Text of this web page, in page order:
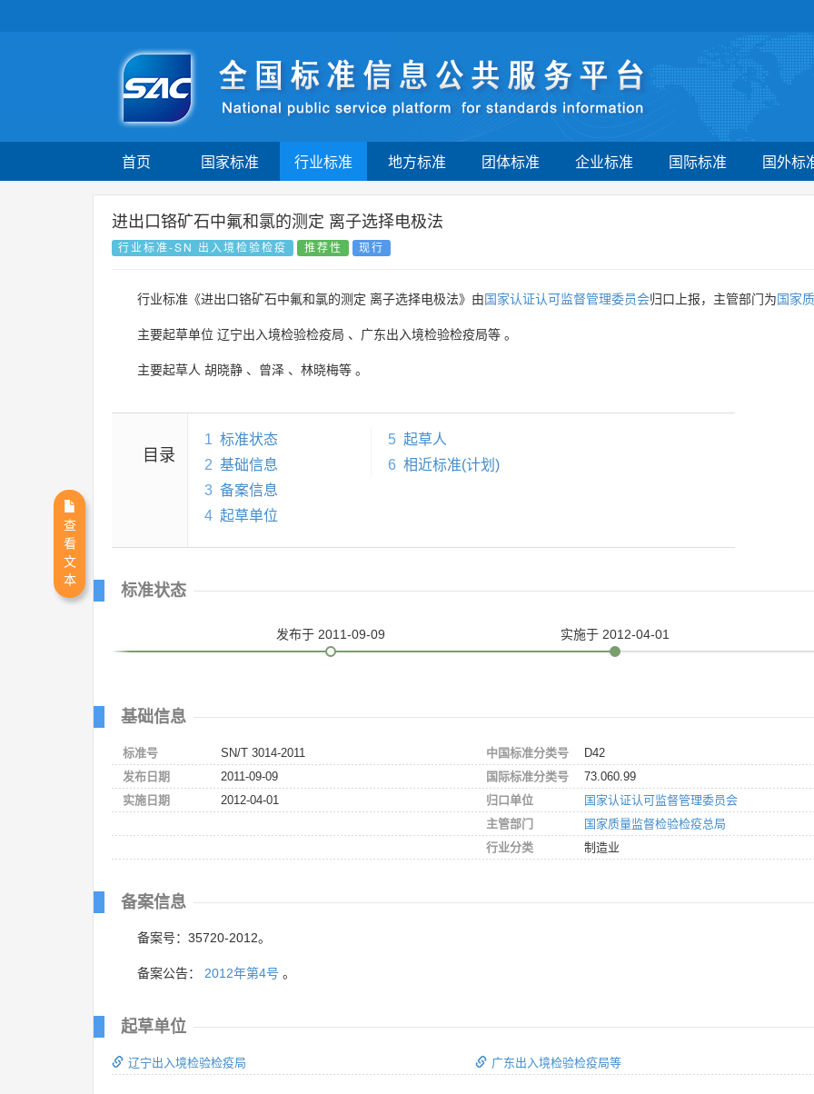
首页 国家标准 行业标准 地方标准 团体标准 企业标准 国际标准 国外标
进出口铬矿石中氟和氯的测定 离子选择电极法
行业标准-SN 出入境检验检疫 推荐性 现行
行业标准《进出口铬矿石中氟和氯的测定 离子选择电极法》由国家认证认可监督管理委员会归口上报，主管部门为国家
主要起草单位 辽宁出入境检验检疫局 、 广东出入境检验检疫局等 。
主要起草人 胡晓静 、 曾泽 、 林晓梅等 。
目录
1 标准状态
2 基础信息
3 备案信息
4 起草单位
5 起草人
6 相近标准(计划)
标准状态
发布于 2011-09-09 实施于 2012-04-01
基础信息
标准号
SN/T 3014-2011
发布日期
2011-09-09
实施日期
2012-04-01
中国标准分类号
D42
国际标准分类号
73.060.99
归口单位
国家认证认可监督管理委员会
主管部门
国家质量监督检验检疫总局
行业分类
制造业
备案信息
备案号：35720-2012。
备案公告： 2012年第4号 。
起草单位
辽宁出入境检验检疫局 广东出入境检验检疫局等
查
看
文
本